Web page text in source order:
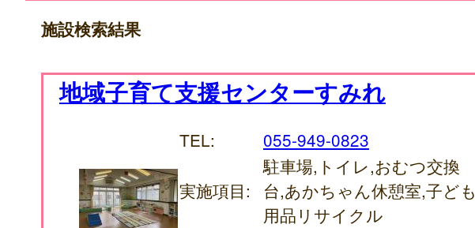
施設検索結果
地域子育て支援センターすみれ
TEL: 055-949-0823
実施項目:
駐車場,トイレ,おむつ交換
台,あかちゃん休憩室,子ども
用品リサイクル